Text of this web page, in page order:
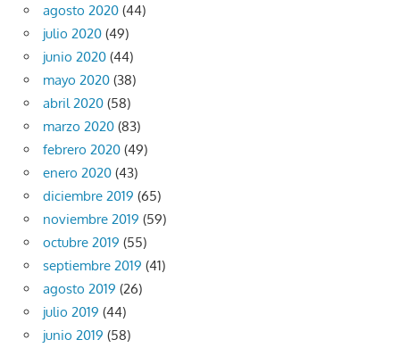
agosto 2020 (44)
julio 2020 (49)
junio 2020 (44)
mayo 2020 (38)
abril 2020 (58)
marzo 2020 (83)
febrero 2020 (49)
enero 2020 (43)
diciembre 2019 (65)
noviembre 2019 (59)
octubre 2019 (55)
septiembre 2019 (41)
agosto 2019 (26)
julio 2019 (44)
junio 2019 (58)